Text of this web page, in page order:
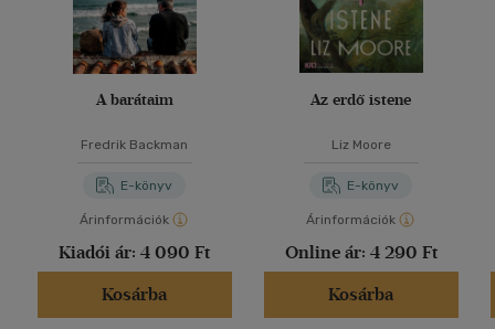
A barátaim
Fredrik Backman
E-könyv
Árinformációk
Kiadói ár: 4 090 Ft
Kosárba
Az erdő istene
Liz Moore
E-könyv
Árinformációk
Online ár: 4 290 Ft
Kosárba